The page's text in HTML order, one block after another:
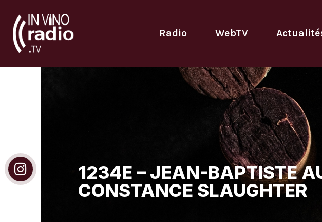
Radio WebTV
1234E – JEAN-BAPTISTE
CONSTANCE SLAUGHTER